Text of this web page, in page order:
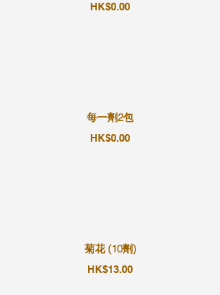
HK$0.00
每一劑2包
HK$0.00
菊花 (10劑)
HK$13.00